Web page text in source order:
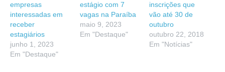
empresas
interessadas em
receber
estagiários
junho 1, 2023
Em "Destaque"
estágio com 7
vagas na Paraíba
maio 9, 2023
Em "Destaque"
inscrições que
vão até 30 de
outubro
outubro 22, 2018
Em "Notícias"